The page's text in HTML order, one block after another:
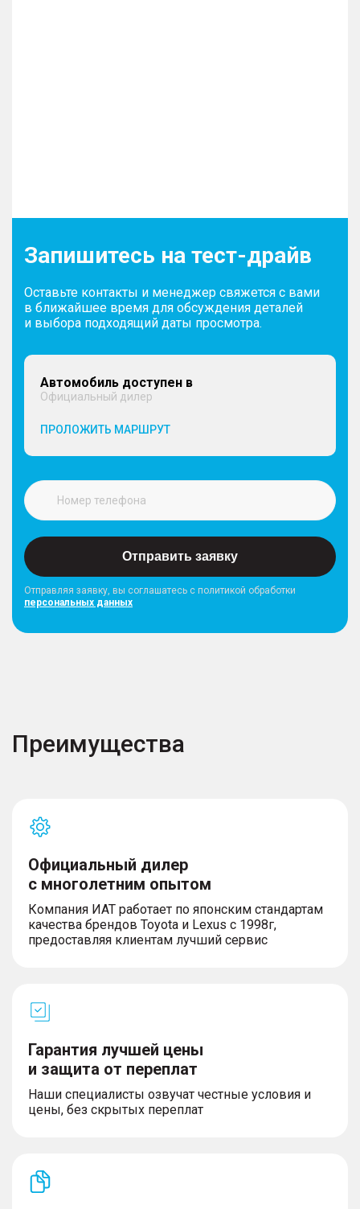
Запишитесь на тест-драйв
Оставьте контакты и менеджер свяжется с вами
в ближайшее время для обсуждения деталей
и выбора подходящий даты просмотра.
Автомобиль доступен в
Официальный дилер
ПРОЛОЖИТЬ МАРШРУТ
Отправить заявку
Отправляя заявку, вы соглашатесь с политикой обработки
персональных данных
Преимущества
Официальный дилер
с многолетним опытом
Компания ИАТ работает по японским стандартам
качества брендов Toyota и Lexus с 1998г,
предоставляя клиентам лучший сервис
Гарантия лучшей цены
и защита от переплат
Наши специалисты озвучат честные условия и
цены, без скрытых переплат